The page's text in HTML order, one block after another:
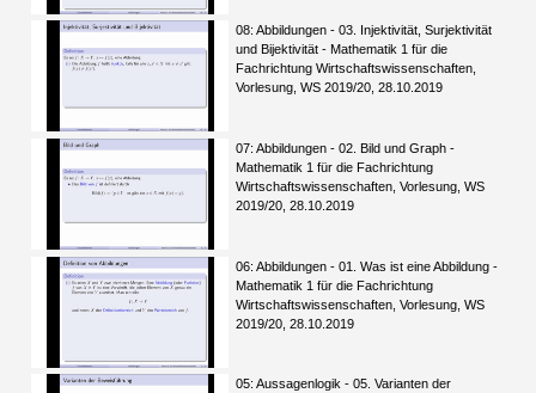
08: Abbildungen - 03. Injektivität, Surjektivität
und Bijektivität - Mathematik 1 für die
Fachrichtung Wirtschaftswissenschaften,
Vorlesung, WS 2019/20, 28.10.2019
07: Abbildungen - 02. Bild und Graph -
Mathematik 1 für die Fachrichtung
Wirtschaftswissenschaften, Vorlesung, WS
2019/20, 28.10.2019
06: Abbildungen - 01. Was ist eine Abbildung -
Mathematik 1 für die Fachrichtung
Wirtschaftswissenschaften, Vorlesung, WS
2019/20, 28.10.2019
05: Aussagenlogik - 05. Varianten der